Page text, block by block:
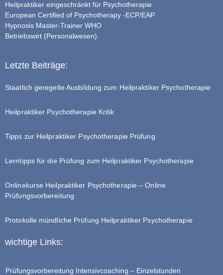
Heilpraktiker eingeschränkt für Psychotherapie
European Certified of Psychotherapy -ECP/EAP
Hypnosis Master-Trainer WHO
Betriebswirt (Personalwesen).
Letzte Beiträge:
Staatlich geregelte Ausbildung zum Heilpraktiker Psychotherapie
Heilpraktiker Psychotherapie Kritik
Tipps zur Heilpraktiker Psychotherapie Prüfung
Lerntipps für die Prüfung zum Heilpraktiker Psychotherapie
Onlinekurse Heilpraktiker Psychotherapie – Online
Prüfungsvorbereitung
Protokolle mündliche Prüfung Heilpraktiker Psychotherapie
wichtige Links:
Prüfungsvorbereitung Intensivcoaching – Einzelstunden